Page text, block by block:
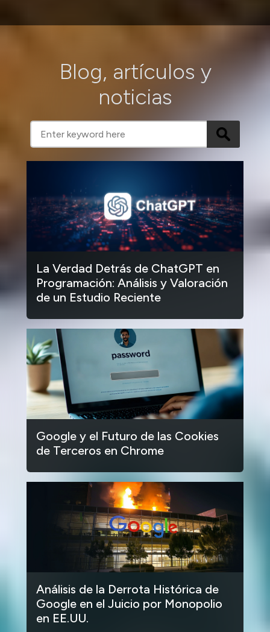
Blog, artículos y
noticias
La Verdad Detrás de ChatGPT en
Programación: Análisis y Valoración
de un Estudio Reciente
Google y el Futuro de las Cookies
de Terceros en Chrome
Análisis de la Derrota Histórica de
Google en el Juicio por Monopolio
en EE.UU.